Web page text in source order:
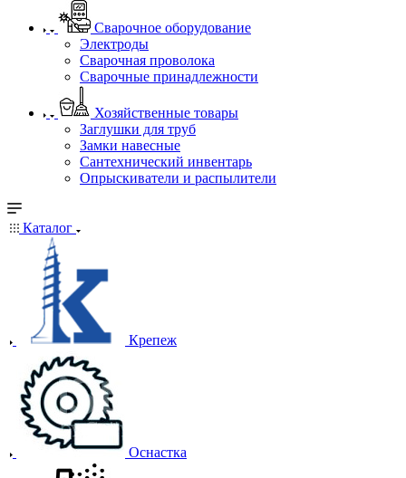
Сварочное оборудование
Электроды
Сварочная проволока
Сварочные принадлежности
Хозяйственные товары
Заглушки для труб
Замки навесные
Сантехнический инвентарь
Опрыскиватели и распылители
Каталог
Крепеж
Оснастка